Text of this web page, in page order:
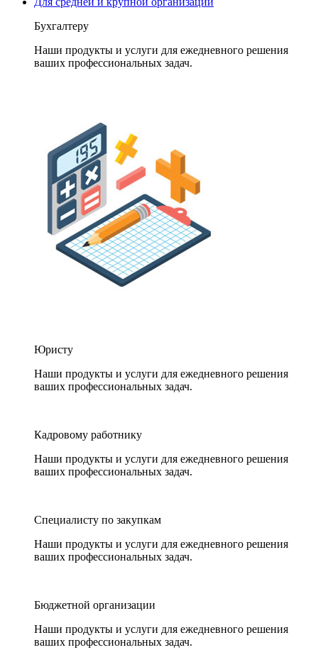
Бухгалтеру
Наши продукты и услуги для ежедневного решения
ваших профессиональных задач.
Юристу
Наши продукты и услуги для ежедневного решения
ваших профессиональных задач.
Кадровому работнику
Наши продукты и услуги для ежедневного решения
ваших профессиональных задач.
Специалисту по закупкам
Наши продукты и услуги для ежедневного решения
ваших профессиональных задач.
Бюджетной организации
Наши продукты и услуги для ежедневного решения
ваших профессиональных задач.